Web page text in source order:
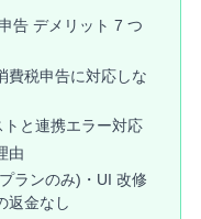
告 デメリット 7 つ
費税申告に対応しな
と連携エラー対応
由
ランのみ)・UI 改修
返金なし